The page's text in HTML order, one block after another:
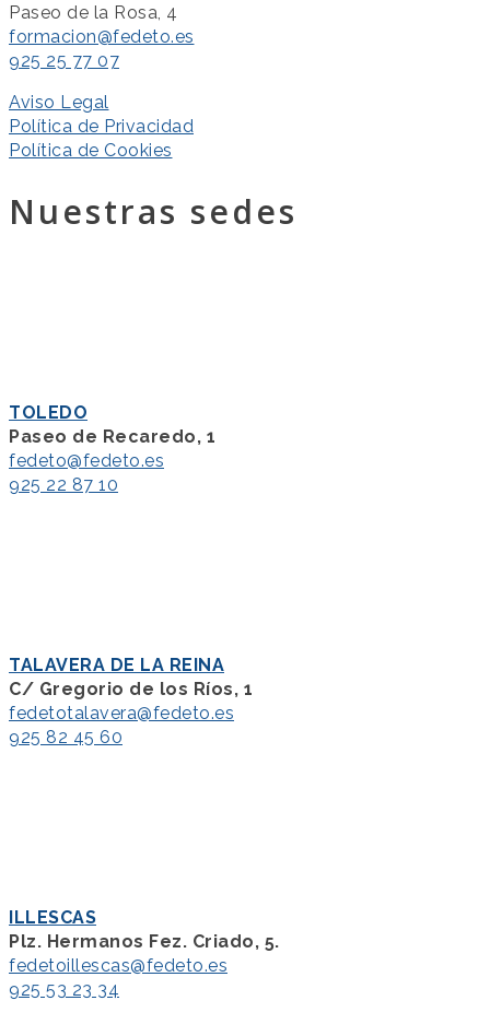
Paseo de la Rosa, 4
formacion@fedeto.es
925 25 77 07
Aviso Legal
Política de Privacidad
Política de Cookies
Nuestras sedes
TOLEDO
Paseo de Recaredo, 1
fedeto@fedeto.es
925 22 87 10
TALAVERA DE LA REINA
C/ Gregorio de los Ríos, 1
fedetotalavera@fedeto.es
925 82 45 60
ILLESCAS
Plz. Hermanos Fez. Criado, 5.
fedetoillescas@fedeto.es
925 53 23 34